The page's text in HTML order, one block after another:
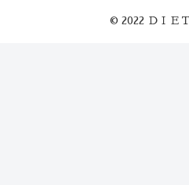
© 2022 ＤＩＥ